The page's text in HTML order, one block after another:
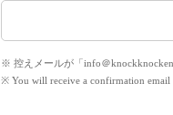
※ 控えメールが「info＠
※ You will receive a confirmation email